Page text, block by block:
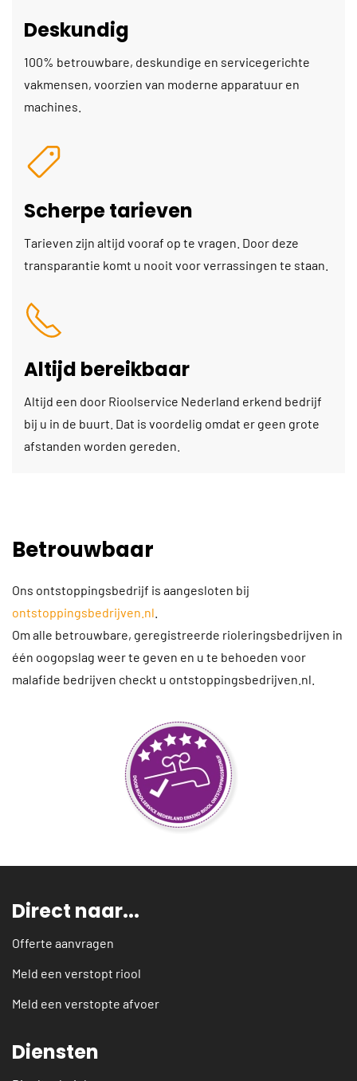
Deskundig
100% betrouwbare, deskundige en servicegerichte
vakmensen, voorzien van moderne apparatuur en
machines.
Scherpe tarieven
Tarieven zijn altijd vooraf op te vragen. Door deze
transparantie komt u nooit voor verrassingen te staan.
Altijd bereikbaar
Altijd een door Rioolservice Nederland erkend bedrijf
bij u in de buurt. Dat is voordelig omdat er geen grote
afstanden worden gereden.
Betrouwbaar
Ons ontstoppingsbedrijf is aangesloten bij
ontstoppingsbedrijven.nl
Om alle betrouwbare, geregistreerde rioleringsbedrijven in
één oogopslag weer te geven en u te behoeden voor
malafide bedrijven checkt u ontstoppingsbedrijven.nl.
Direct naar...
Offerte aanvragen
Meld een verstopt riool
Meld een verstopte afvoer
Diensten